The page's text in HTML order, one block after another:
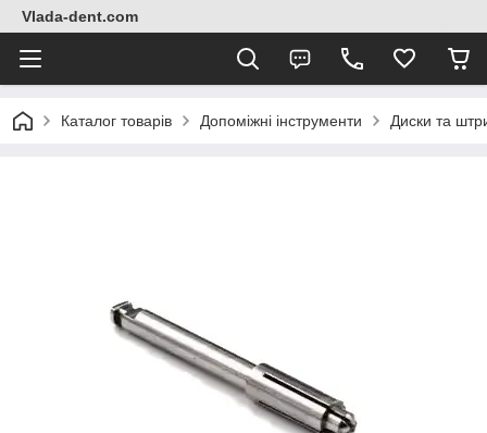
Vlada-dent.com
Каталог товарів Допоміжні інструменти Диски та